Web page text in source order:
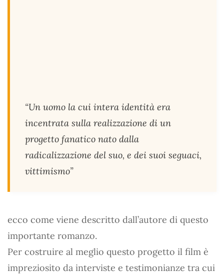
“Un uomo la cui intera identità era
incentrata sulla realizzazione di un
progetto fanatico nato dalla
radicalizzazione del suo, e dei suoi seguaci,
vittimismo”
ecco come viene descritto dall’autore di questo
importante romanzo.
Per costruire al meglio questo progetto il film è
impreziosito da interviste e testimonianze tra cui